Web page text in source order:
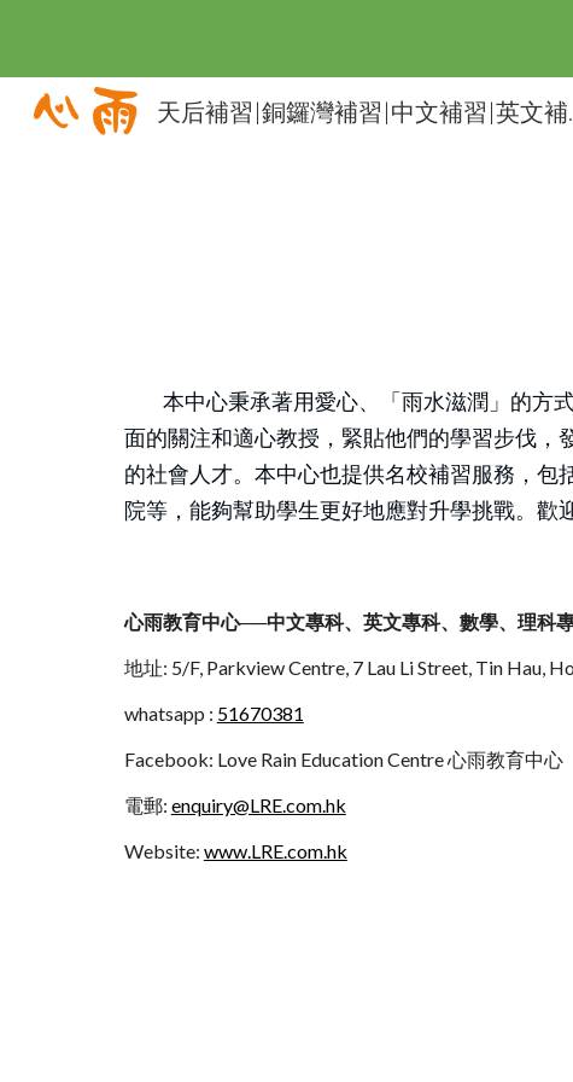
Skip
天后補習|銅鑼灣補習|
本中心秉承著用愛心、「雨水滋潤」的方式
面的關注和適心教授，緊貼他們的學習步伐，
的社會人才。本中心也提供名校補習服務，
院等，能夠幫助學生更好地應對升學挑戰。歡
心雨教育中心──中文專科、英文專科、數學、理科
地址: 5/F, Parkview Centre, 7 Lau Li Street, Tin Hau,
whatsapp : 51670381
Facebook: Love Rain Education Centre 心雨教育中心
電郵: enquiry@LRE.com.hk
Website: www.LRE.com.hk